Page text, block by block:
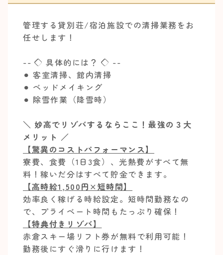
管理する貸別荘/宿泊施設での清掃業務をお
任せします！
-- ◇ 具体的には？ ◇ --
⚫︎ 客室清掃、館内清掃
⚫︎ ベッドメイキング
⚫︎ 除雪作業（降雪時）
＼ 妙高でリゾバするならここ！最強の３大
メリット ／
【驚異のコストパフォーマンス】
寮費、食費（1日3食）、光熱費がすべて無
料！稼いだ分はすべて貯金できます。
【高時給1,500円×短時間】
効率良く稼げる時給設定。短時間勤務なの
で、プライベート時間もたっぷり確保！
【特典付きリゾバ】
赤倉スキー場リフト券が無料で利用可能！
勤務後にすぐ滑りに行けます！